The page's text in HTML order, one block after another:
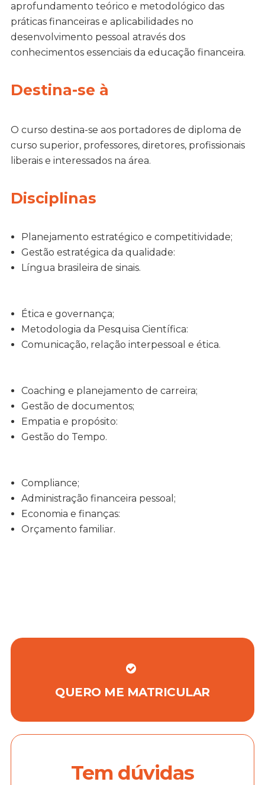
aprofundamento teórico e metodológico das
práticas financeiras e aplicabilidades no
desenvolvimento pessoal através dos
conhecimentos essenciais da educação financeira.
Destina-se à
O curso destina-se aos portadores de diploma de
curso superior, professores, diretores, profissionais
liberais e interessados na área.
Disciplinas
Planejamento estratégico e competitividade;
Gestão estratégica da qualidade:
Língua brasileira de sinais.
Ética e governança;
Metodologia da Pesquisa Científica:
Comunicação, relação interpessoal e ética.
Coaching e planejamento de carreira;
Gestão de documentos;
Empatia e propósito:
Gestão do Tempo.
Compliance;
Administração financeira pessoal;
Economia e finanças:
Orçamento familiar.
QUERO ME MATRICULAR
Tem dúvidas